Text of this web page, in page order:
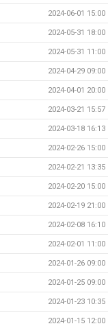
2024-06-01 15:00
2024-05-31 18:00
2024-05-31 11:00
2024-04-29 09:00
2024-04-01 20:00
2024-03-21 15:57
2024-03-18 16:13
2024-02-26 15:00
2024-02-21 13:35
2024-02-20 15:00
2024-02-19 21:00
2024-02-08 16:10
2024-02-01 11:00
2024-01-26 09:00
2024-01-25 09:00
2024-01-23 10:35
2024-01-15 12:00